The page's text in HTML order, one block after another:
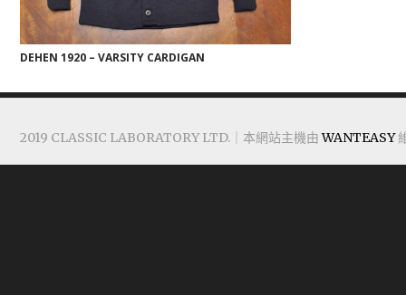
DEHEN 1920 – VARSITY CARDIGAN
2019 CLASSIC LABORATORY LTD.｜本網站主機由WANTEASY